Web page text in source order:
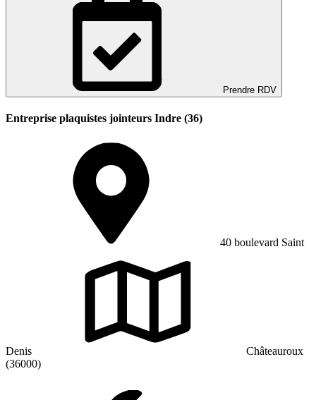
Prendre RDV
Entreprise plaquistes jointeurs Indre (36)
40 boulevard Saint
Denis
Châteauroux
(36000)